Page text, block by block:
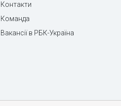
Контакти
Команда
Вакансії в РБК-Україна